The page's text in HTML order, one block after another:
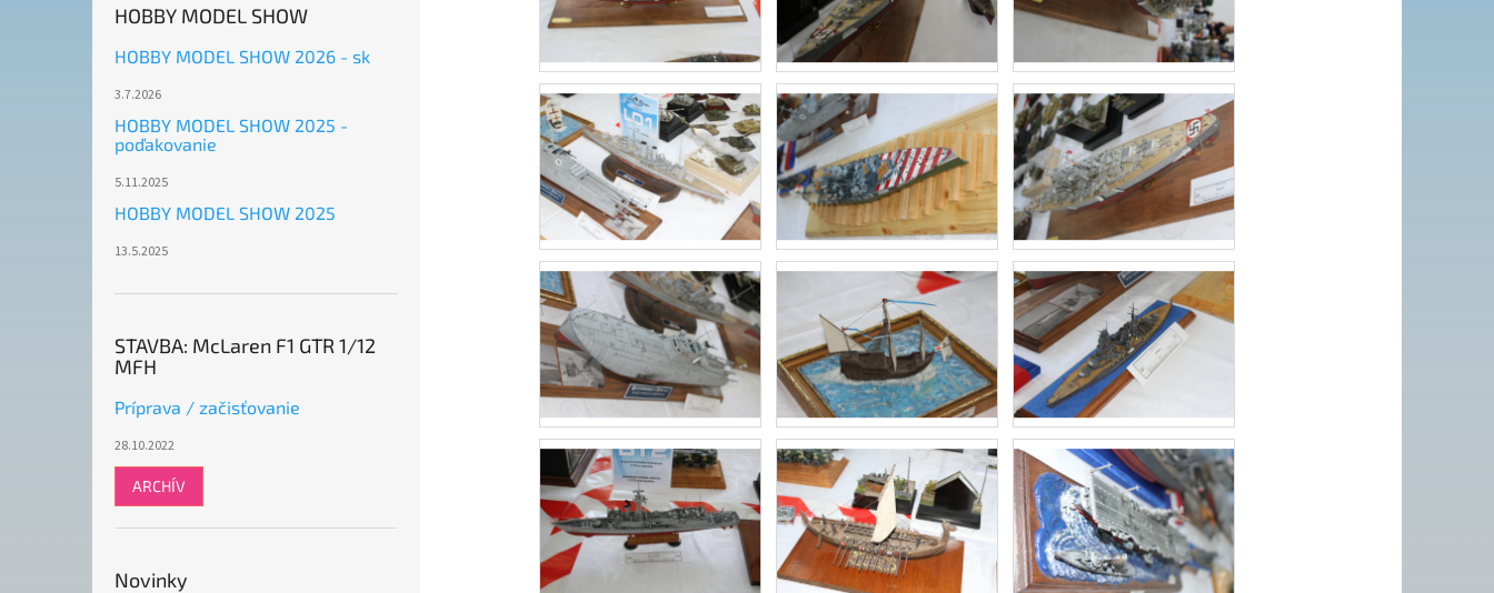
HOBBY MODEL SHOW
HOBBY MODEL SHOW 2026 - sk
3.7.2026
HOBBY MODEL SHOW 2025 -
poďakovanie
5.11.2025
HOBBY MODEL SHOW 2025
13.5.2025
STAVBA: McLaren F1 GTR 1/12
MFH
Príprava / začisťovanie
28.10.2022
ARCHÍV
Novinky